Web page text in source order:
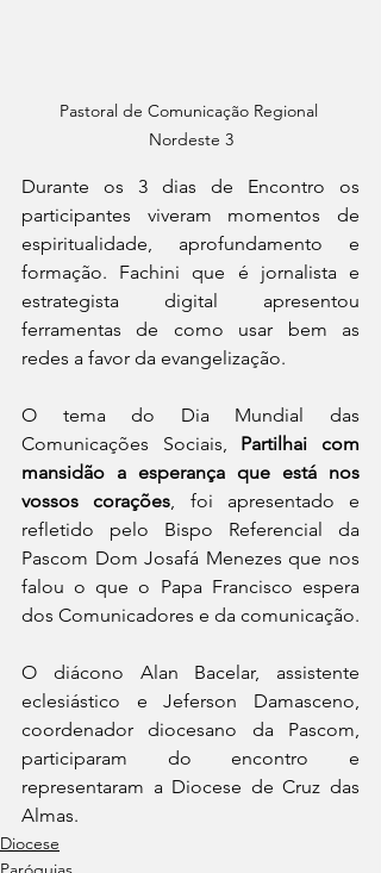
Pastoral de Comunicação Regional
Nordeste 3
Durante os 3 dias de Encontro os
participantes viveram momentos de
espiritualidade, aprofundamento e
formação. Fachini que é jornalista e
estrategista digital apresentou
ferramentas de como usar bem as
redes a favor da evangelização.
O tema do Dia Mundial das
Comunicações Sociais, Partilhai com
mansidão a esperança que está nos
vossos corações, foi apresentado e
refletido pelo Bispo Referencial da
Pascom Dom Josafá Menezes que nos
falou o que o Papa Francisco espera
dos Comunicadores e da comunicação.
O diácono Alan Bacelar, assistente
eclesiástico e Jeferson Damasceno,
coordenador diocesano da Pascom,
participaram do encontro e
representaram a Diocese de Cruz das
Almas.
Diocese